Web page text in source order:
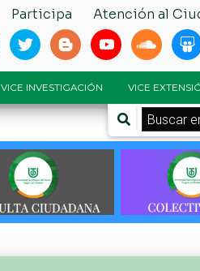
Participa Atención al
VICE INVESTIGACIÓN VICE